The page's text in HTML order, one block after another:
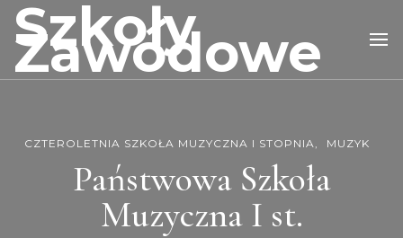
Szkoły
Zawodowe
CZTEROLETNIA SZKOŁA MUZYCZNA I STOPNIA MUZYK
Państwowa Szkoła
Muzyczna I st.